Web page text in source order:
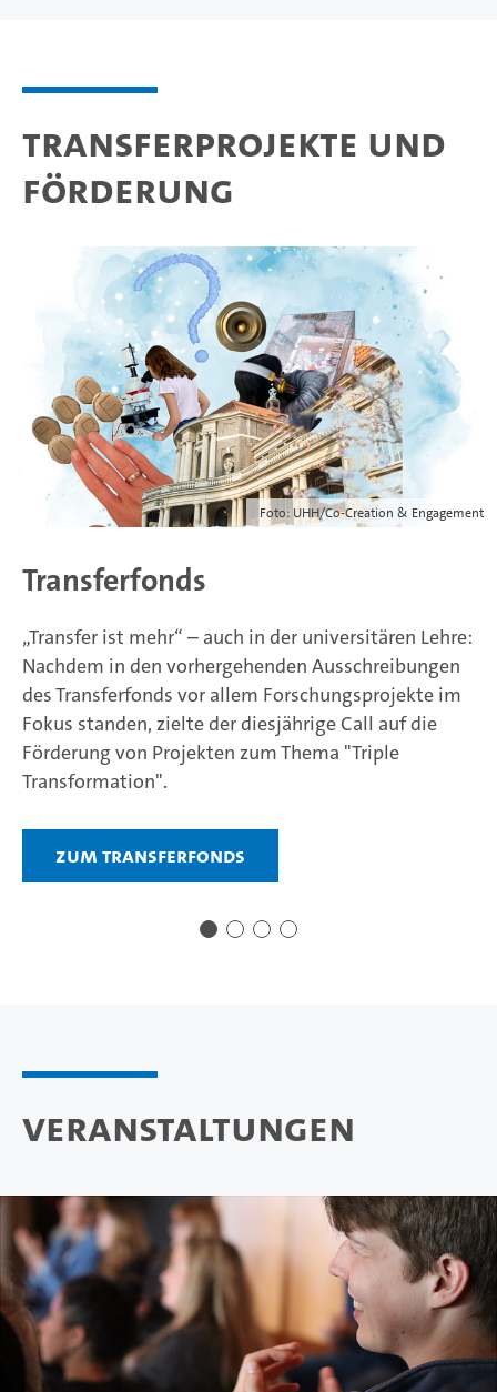
Transferprojekte und
Förderung
Foto: UHH/Co-Creation & Engagement
Transferfonds
„Transfer ist mehr“ – auch in der universitären Lehre:
Nachdem in den vorhergehenden Ausschreibungen
des Transferfonds vor allem Forschungsprojekte im
Fokus standen, zielte der diesjährige Call auf die
Förderung von Projekten zum Thema "Triple
Transformation".
Zum Transferfonds
Veranstaltungen